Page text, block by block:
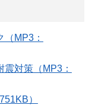
MP3：
対策（MP3：
）